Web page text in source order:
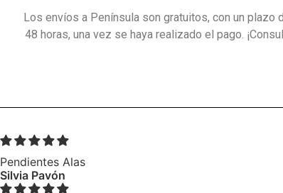
Los envíos a Península son gratuitos, con un plazo
48 horas, una vez se haya realizado el pago.
Pendientes Alas
Silvia Pavón